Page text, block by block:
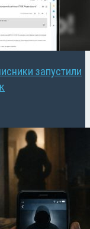
запустили